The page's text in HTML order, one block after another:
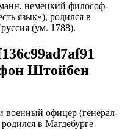
немецкий философ-
язык»), родился в
(ум. 1788).
Штойбен
военный офицер (генерал-
в Магдебурге